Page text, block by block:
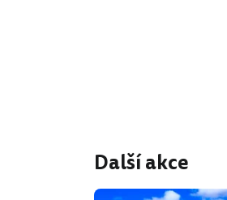
Další akce